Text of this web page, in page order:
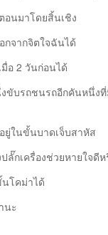
อนมาโดยสิ้นเชิง
กจากจิตใจฉันได้
อ 2 วันก่อนได้
ขับรถชนรถอีกคันหนึ่ง
ยู่ในขั้นบาดเจ็บสาหัส
ลั๊กเครื่องช่วยหายใจดีห
นโคม่าได้
นะ